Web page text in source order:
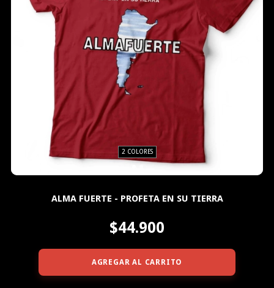
2 COLORES
ALMA FUERTE - PROFETA EN SU TIERRA
$44.900
AGREGAR AL CARRITO